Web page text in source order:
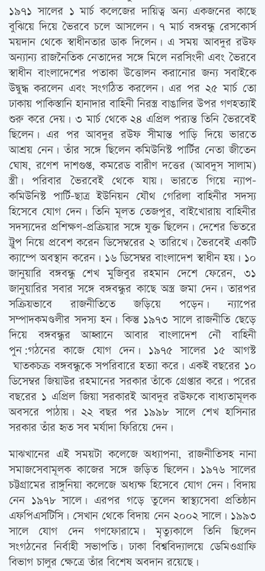
১৯৭১ সালের ১ মার্চ কলেজের দায়িত্ব অন্য একজনের কাছে
বুঝিয়ে দিয়ে ভৈরবে চলে আসলেন। ৭ মার্চ বঙ্গবন্ধু রেসকোর্স
ময়দান থেকে স্বাধীনতার ডাক দিলেন। এ সময় আবদুর রউফ
অন্যান্য রাজনৈতিক নেতাদের সঙ্গে মিলে নরসিংদী এবং ভৈরবে
স্বাধীন বাংলাদেশের পতাকা উত্তোলন করানোর জন্য সবাইকে
উদ্বুদ্ধ করলেন এবং সংগঠিত করলেন। এর পর ২৫ মার্চ তো
ঢাকায় পাকিস্তানি হানাদার বাহিনী নিরস্ত্র বাঙালির উপর গণহত্যাই
শুরু করে দেয়। ৩ মার্চ থেকে ২৪ এপ্রিল পর‌্যন্ত তিনি ভৈরবেই
ছিলেন। এর পর আবদুর রউফ সীমান্ত পাড়ি দিয়ে ভারতে
আশ্রয় নেন। তাঁর সঙ্গে ছিলেন কমিউনিস্ট পার্টির নেতা জীতেন
ঘোষ, রণেশ দাশগুপ্ত, কমরেড বারীণ দত্তের (আবদুস সালাম)
স্ত্রী। পরিবার ভৈরবেই থেকে যায়। ভারতে গিয়ে ন্যাপ-
কমিউনিস্ট পার্টি-ছাত্র ইউনিয়ন যৌথ গেরিলা বাহিনীর সদস্য
হিসেবে যোগ দেন। তিনি মূলত তেজপুর, বাইখোরায় বাহিনীর
সদস্যদের প্রশিক্ষণ-প্রক্রিয়ার সঙ্গে যুক্ত ছিলেন। দেশের ভিতরে
ট্রুপ নিয়ে প্রবেশ করেন ডিসেম্বরের ২ তারিখে। ভৈরবেই একটি
ক্যাম্পে অবস্থান করেন। ১৬ ডিসেম্বর বাংলাদেশ স্বাধীন হয়। ১০
জানুয়ারি বঙ্গবন্ধু শেখ মুজিবুর রহমান দেশে ফেরেন, ৩১
জানুয়ারির সবার সঙ্গে বঙ্গবন্ধুর কাছে অস্ত্র জমা দেন। তারপর
সক্রিয়ভাবে রাজনীতিতে জড়িয়ে পড়েন। ন্যাপের
সম্পাদকমণ্ডলীর সদস্য হন। কিন্তু ১৯৭৩ সালে রাজনীতি ছেড়ে
দিয়ে বঙ্গবন্ধুর আহ্বানে আবার বাংলাদেশ নৌ বাহিনী
পুন:গঠনের কাজে যোগ দেন। ১৯৭৫ সালের ১৫ আগস্ট
ঘাতকচক্র বঙ্গবন্ধুকে সপরিবারে হত্যা করে। একই বছরের ১০
ডিসেম্বর জিয়াউর রহমানের সরকার তাঁকে গ্রেপ্তার করে। পরের
বছরের ১ এপ্রিল জিয়া সরকারই আবদুর রউফকে বাধ্যতামূলক
অবসরে পাঠায়। ২২ বছর পর ১৯৯৮ সালে শেখ হাসিনার
সরকার তাঁর হৃত সব মর্যাদা ফিরিয়ে দেন।
মাঝখানের এই সময়টা কলেজে অধ্যাপনা, রাজনীতিসহ নানা
সমাজসেবামূলক কাজের সঙ্গে জড়িত ছিলেন। ১৯৭৬ সালের
চট্টগ্রামের রাঙ্গুনিয়া কলেজে অধ্যক্ষ হিসেবে যোগ দেন। বিদায়
নেন ১৯৭৮ সালে। এরপর গড়ে তুলেন স্বাস্থ্যসেবা প্রতিষ্ঠান
এফপিএসটিসি। সেখান থেকে বিদায় নেন ২০০২ সালে। ১৯৯৩
সালে যোগ দেন গণফোরামে। মৃত্যুকালে তিনি ছিলেন
সংগঠনের নির্বাহী সভাপতি। ঢাকা বিশ্ববিদ্যালয়ে ডেমিওগ্রাফি
বিভাগ চালুর ক্ষেত্রে তাঁর বিশেষ অবদান রয়েছে।